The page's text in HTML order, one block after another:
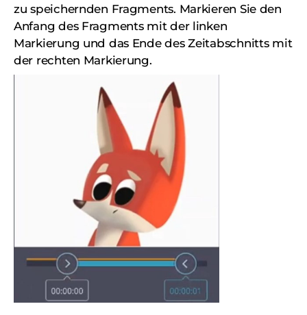
zu speichernden Fragments. Markieren Sie den
Anfang des Fragments mit der linken
Markierung und das Ende des Zeitabschnitts mit
der rechten Markierung.